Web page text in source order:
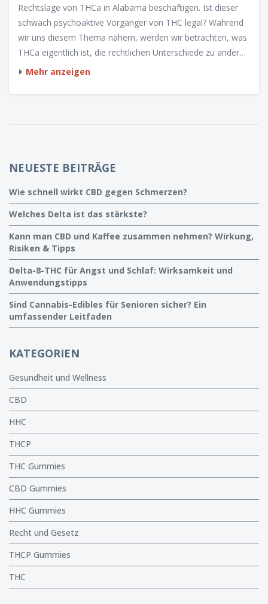
Rechtslage von THCa in Alabama beschäftigen. Ist dieser
schwach psychoaktive Vorgänger von THC legal? Während
wir uns diesem Thema nähern, werden wir betrachten, was
THCa eigentlich ist, die rechtlichen Unterschiede zu anderen
Cannabinoiden und was das für Konsumenten in Alabama
eine persoenliche Anekdote, wenn es passt.
Mehr anzeigen
NEUESTE BEITRÄGE
Wie schnell wirkt CBD gegen Schmerzen?
Welches Delta ist das stärkste?
Kann man CBD und Kaffee zusammen nehmen? Wirkung,
Risiken & Tipps
Delta-8-THC für Angst und Schlaf: Wirksamkeit und
Anwendungstipps
Sind Cannabis-Edibles für Senioren sicher? Ein
umfassender Leitfaden
KATEGORIEN
Gesundheit und Wellness
CBD
HHC
THCP
THC Gummies
CBD Gummies
HHC Gummies
Recht und Gesetz
THCP Gummies
THC